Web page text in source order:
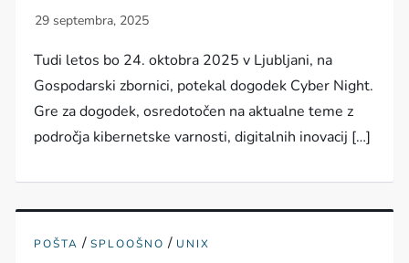
Tudi letos bo 24. oktobra 2025 v Ljubljani, na
Gospodarski zbornici, potekal dogodek Cyber Night.
Gre za dogodek, osredotočen na aktualne teme z
področja kibernetske varnosti, digitalnih inovacij […]
POŠTA /SPLOOŠNO / UNIX